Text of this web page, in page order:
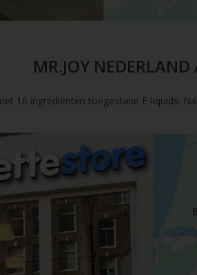
MR.JOY
16 ingrediënten toegestane E-liquids.